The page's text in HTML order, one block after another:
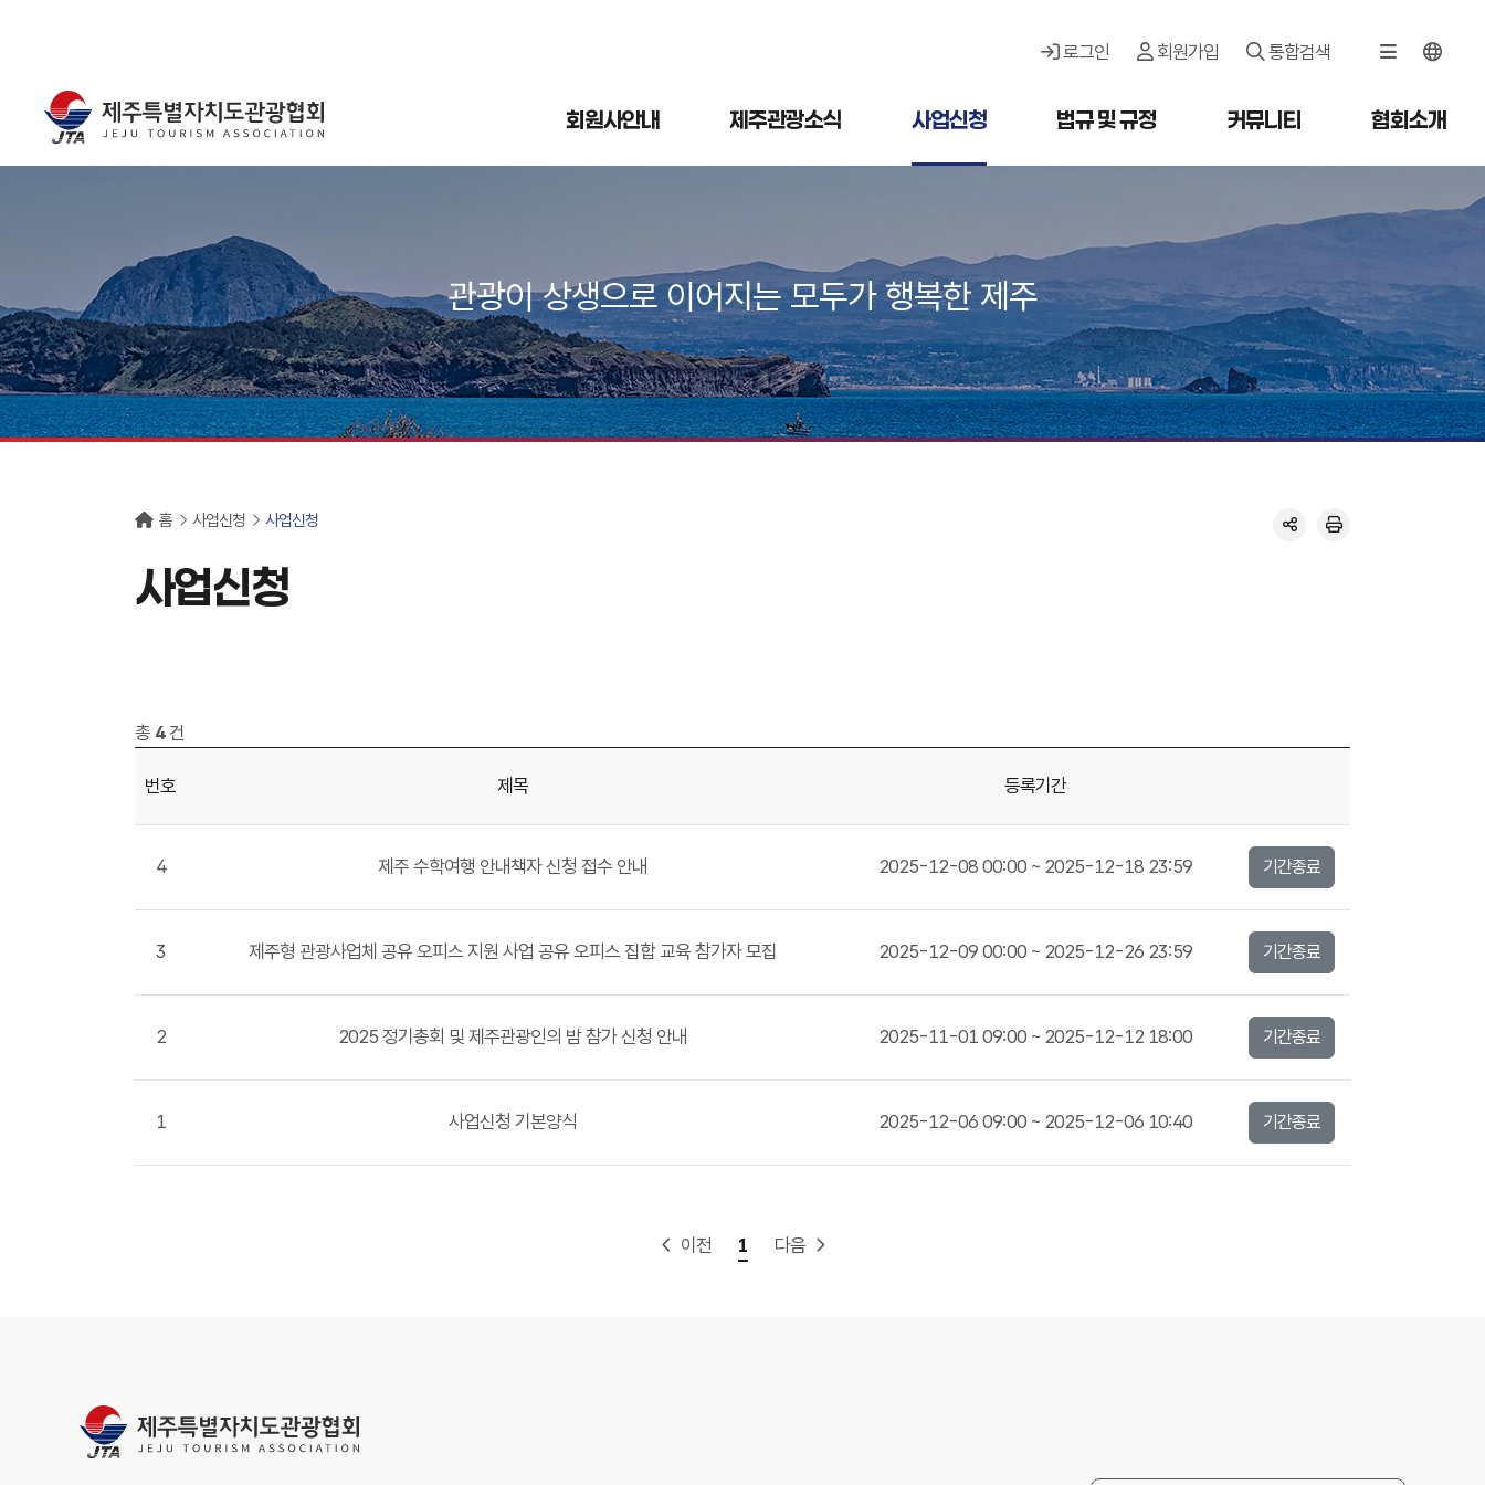
로그인 회원가입 통합검색
회원사안내 제주관광소식 사업신청 법규 및 규정 커뮤니티 협회소개
관광이 상생으로 이어지는 모두가 행복한 제주
홈 사업신청 사업신청
사업신청
총 4건
번호 제목 등록기간
4 제주 수학여행 안내책자 신청 접수 안내 2025-12-08 00:00 ~ 2025-12-18 23:59 기간종료
3 제주형 관광사업체 공유 오피스 지원 사업 공유 오피스 집합 교육 참가자 모집 2025-12-09 00:00 ~ 2025-12-26 23:59 기간종료
2 2025 정기총회 및 제주관광인의 밤 참가 신청 안내 2025-11-01 09:00 ~ 2025-12-12 18:00 기간종료
1 사업신청 기본양식 2025-12-06 09:00 ~ 2025-12-06 10:40 기간종료
이전 1 다음